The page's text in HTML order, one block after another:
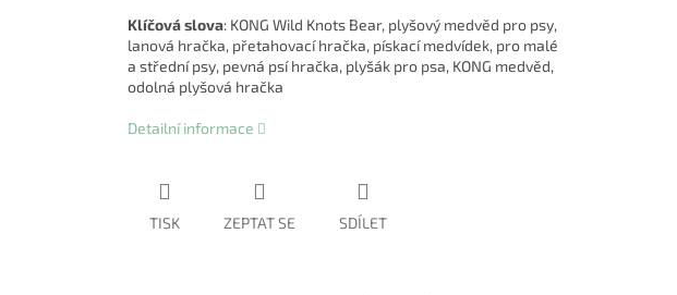
Klíčová slova: KONG Wild Knots Bear, plyšový medvěd pro psy,
lanová hračka, přetahovací hračka, pískací medvídek, pro malé
a střední psy, pevná psí hračka, plyšák pro psa, KONG medvěd,
odolná plyšová hračka
Detailní informace
TISK ZEPTAT SE SDÍLET